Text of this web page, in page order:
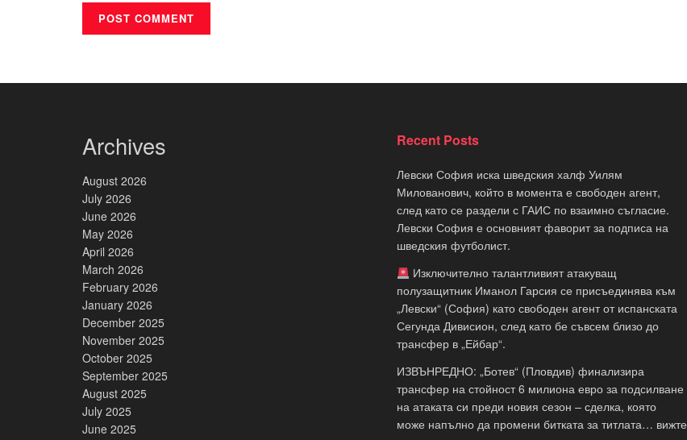
Archives
August 2026
July 2026
June 2026
May 2026
April 2026
March 2026
February 2026
January 2026
December 2025
November 2025
October 2025
September 2025
August 2025
July 2025
June 2025
Recent Posts
Левски София иска шведския халф Уилям
Милованович, който в момента е свободен агент,
след като се раздели с ГАИС по взаимно съгласие.
Левски София е основният фаворит за подписа на
шведския футболист.
Изключително талантливият атакуващ
полузащитник Иманол Гарсия се присъединява към
„Левски“ (София) като свободен агент от испанската
Сегунда Дивисион, след като бе съвсем близо до
трансфер в „Ейбар“.
ИЗВЪНРЕДНО: „Ботев“ (Пловдив) финализира
трансфер на стойност 6 милиона евро за подсилване
на атаката си преди новия сезон – сделка, която
може напълно да промени битката за титлата… вижте